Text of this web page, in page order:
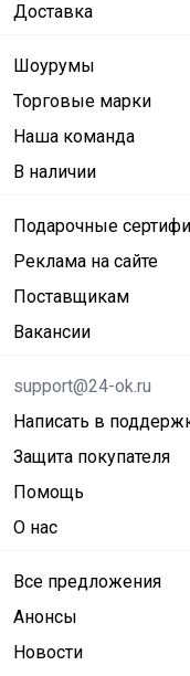
Доставка
Шоурумы
Торговые марки
Наша команда
В наличии
Подарочные
Реклама на сайте
Поставщикам
Вакансии
support@24-ok.ru
Написать в
Защита покупателя
Помощь
О нас
Все предложения
Анонсы
Новости